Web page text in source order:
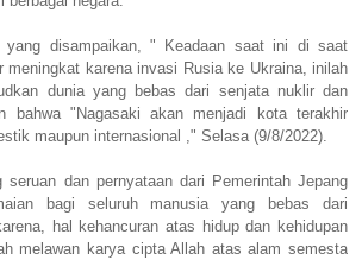
yang disampaikan, " Keadaan saat ini di saat
meningkat karena invasi Rusia ke Ukraina, inilah
dunia yang bebas dari senjata nuklir dan
bahwa "Nagasaki akan menjadi kota terakhir
maupun internasional ," Selasa (9/8/2022).
seruan dan pernyataan dari Pemerintah Jepang
bagi seluruh manusia yang bebas dari
hal kehancuran atas hidup dan kehidupan
melawan karya cipta Allah atas alam semesta